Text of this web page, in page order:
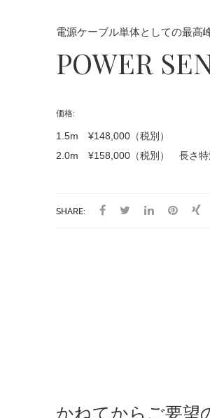
電源ケーブル単体としての最高
POWER
価格:
1.5m ¥148,000（税別）
2.0m ¥158,000（税別） 長さ特
SHARE:
かねてからご要望